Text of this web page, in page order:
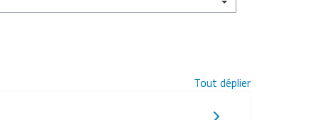
Tout déplier